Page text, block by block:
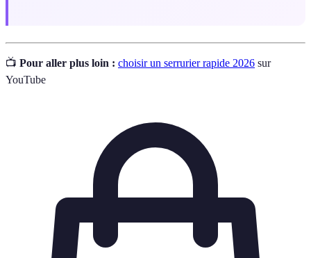
📺 Pour aller plus loin : choisir un serrurier rapide 2026 sur
YouTube